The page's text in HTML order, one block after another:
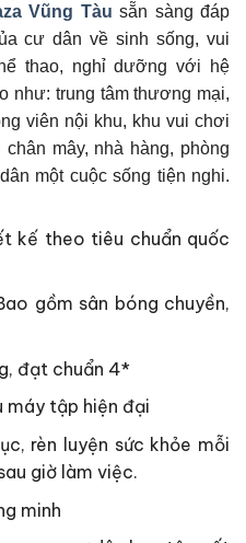
Vũng Tàu sẵn sàng đáp
cư dân về sinh sống, vui
thao, nghỉ dưỡng với hệ
như: trung tâm thương mại,
viên nội khu, khu vui chơi
mây, nhà hàng, phòng
một cuộc sống tiện nghi.
kế theo tiêu chuẩn quốc
gồm sân bóng chuyền,
đạt chuẩn 4*
máy tập hiện đại
rèn luyện sức khỏe mỗi
giờ làm việc.
minh